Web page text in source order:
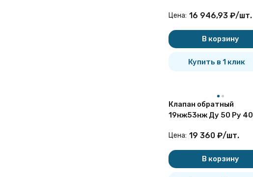
Цена: 16 946,93 ₽/шт.
В корзину
Купить в 1 клик
Клапан обратный
19нж53нж Ду 50 Ру 40
Цена: 19 360 ₽/шт.
В корзину